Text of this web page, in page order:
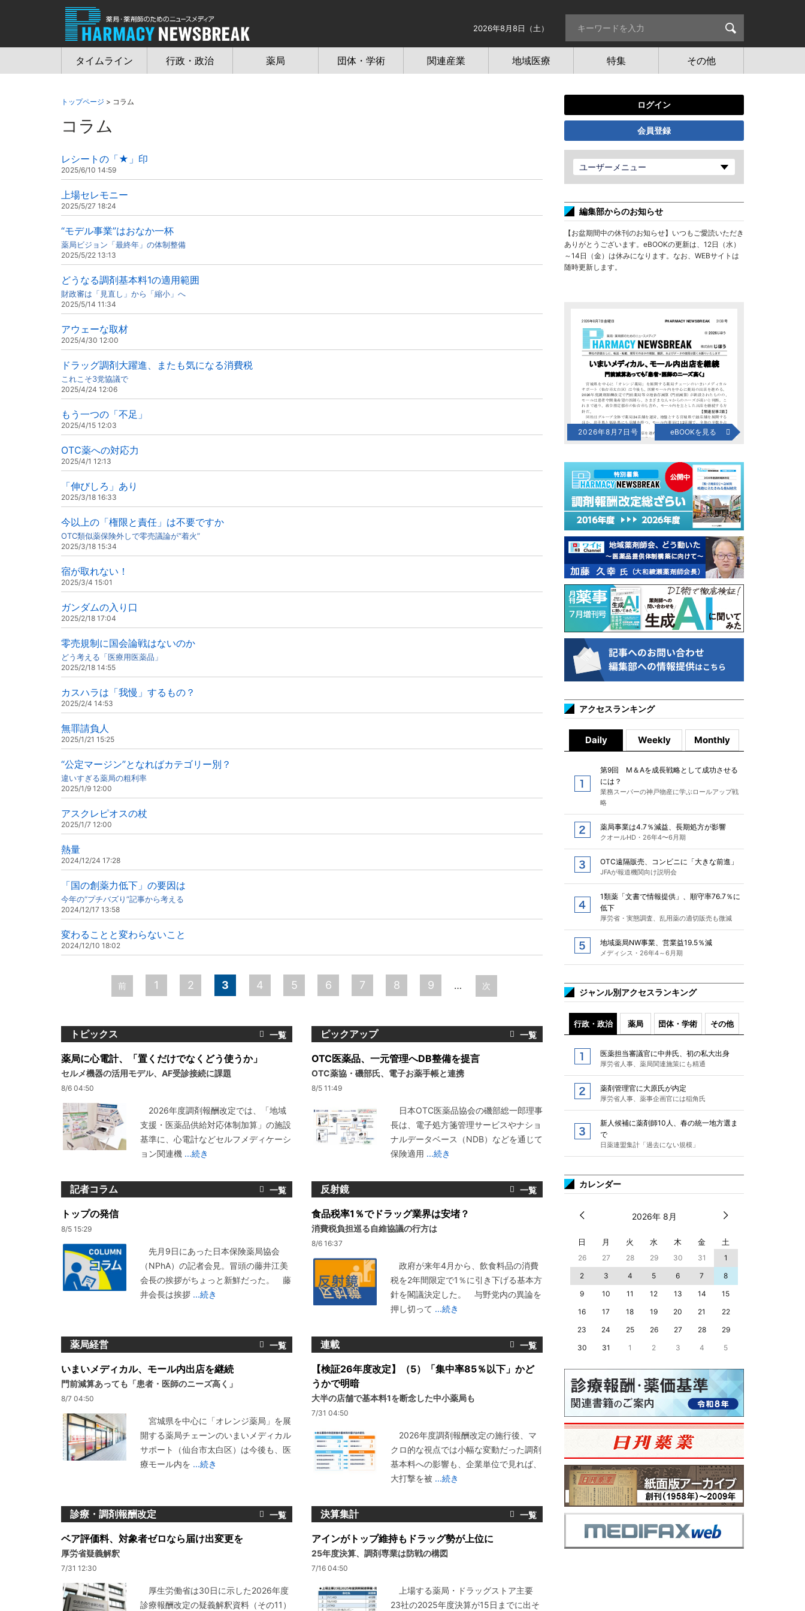
2026年8月8日（土）
タイムライン 行政・政治 薬局 団体・学術 関連産業 地域医療 特集 その他
トップページ > コラム
コラム
レシートの「★」印
2025/6/10 14:59
上場セレモニー
2025/5/27 18:24
“モデル事業”はおなか一杯
薬局ビジョン「最終年」の体制整備
2025/5/22 13:13
どうなる調剤基本料1の適用範囲
財政審は「見直し」から「縮小」へ
2025/5/14 11:34
アウェーな取材
2025/4/30 12:00
ドラッグ調剤大躍進、またも気になる消費税
これこそ3党協議で
2025/4/24 12:06
もう一つの「不足」
2025/4/15 12:03
OTC薬への対応力
2025/4/1 12:13
「伸びしろ」あり
2025/3/18 16:33
今以上の「権限と責任」は不要ですか
OTC類似薬保険外しで零売議論が“着火”
2025/3/18 15:34
宿が取れない！
2025/3/4 15:01
ガンダムの入り口
2025/2/18 17:04
零売規制に国会論戦はないのか
どう考える「医療用医薬品」
2025/2/18 14:55
カスハラは「我慢」するもの？
2025/2/4 14:53
無罪請負人
2025/1/21 15:25
“公定マージン”となればカテゴリー別？
違いすぎる薬局の粗利率
2025/1/9 12:00
アスクレピオスの杖
2025/1/7 12:00
熱量
2024/12/24 17:28
「国の創薬力低下」の要因は
今年の“プチバズり”記事から考える
2024/12/17 13:58
変わることと変わらないこと
2024/12/10 18:02
前 1 2 3 4 5 6 7 8 9 … 次
トピックス
薬局に心電計、「置くだけでなくどう使うか」
セルメ機器の活用モデル、AF受診接続に課題
8/6 04:50
2026年度調剤報酬改定では、「地域
支援・医薬品供給対応体制加算」の施設
基準に、心電計などセルフメディケーシ
ョン関連機 ...続き
ピックアップ
OTC医薬品、一元管理へDB整備を提言
OTC薬協・磯部氏、電子お薬手帳と連携
8/5 11:49
日本OTC医薬品協会の磯部総一郎理事
長は、電子処方箋管理サービスやナショ
ナルデータベース（NDB）などを通じて
保険適用 ...続き
記者コラム
トップの発信
8/5 15:29
先月9日にあった日本保険薬局協会
（NPhA）の記者会見。冒頭の藤井江美
会長の挨拶がちょっと新鮮だった。 藤
井会長は挨拶 ...続き
反射鏡
食品税率1％でドラッグ業界は安堵？
消費税負担巡る自維協議の行方は
8/6 16:37
政府が来年4月から、飲食料品の消費
税を2年間限定で1％に引き下げる基本方
針を閣議決定した。 与野党内の異論を
押し切って ...続き
薬局経営
いまいメディカル、モール内出店を継続
門前減算あっても「患者・医師のニーズ高く」
8/7 04:50
宮城県を中心に「オレンジ薬局」を展
開する薬局チェーンのいまいメディカル
サポート（仙台市太白区）は今後も、医
療モール内を ...続き
連載
【検証26年度改定】（5）「集中率85％以下」かど
うかで明暗
大半の店舗で基本料1を断念した中小薬局も
7/31 04:50
2026年度調剤報酬改定の施行後、マ
クロ的な視点では小幅な変動だった調剤
基本料への影響も、企業単位で見れば、
大打撃を被 ...続き
診療・調剤報酬改定
ベア評価料、対象者ゼロなら届け出変更を
厚労省疑義解釈
7/31 12:30
厚生労働省は30日に示した2026年度
診療報酬改定の疑義解釈資料（その11）
決算集計
アインがトップ維持もドラッグ勢が上位に
25年度決算、調剤専業は防戦の構図
7/16 04:50
上場する薬局・ドラッグストア主要
23社の2025年度決算が15日までに出そ
ログイン
会員登録
ユーザーメニュー
編集部からのお知らせ
【お盆期間中の休刊のお知らせ】いつもご愛読いただき
ありがとうございます。eBOOKの更新は、12日（水）
～14日（金）は休みになります。なお、WEBサイトは
随時更新します。
2026年8月7日号 eBOOKを見る
アクセスランキング
Daily Weekly Monthly
第9回 M＆Aを成長戦略として成功させる
には？
業務スーパーの神戸物産に学ぶロールアップ戦
略
薬局事業は4.7％減益、長期処方が影響
クオールHD・26年4〜6月期
OTC遠隔販売、コンビニに「大きな前進」
JFAが報道機関向け説明会
1類薬「文書で情報提供」、順守率76.7％に
低下
厚労省・実態調査、乱用薬の適切販売も微減
地域薬局NW事業、営業益19.5％減
メディシス・26年4～6月期
ジャンル別アクセスランキング
行政・政治 薬局 団体・学術 その他
医薬担当審議官に中井氏、初の私大出身
厚労省人事、薬局関連施策にも精通
薬剤管理官に大原氏が内定
厚労省人事、薬事企画官には稲角氏
新人候補に薬剤師10人、春の統一地方選ま
で
日薬連盟集計「過去にない規模」
カレンダー
2026年 8月
日 月 火 水 木 金 土
26 27 28 29 30 31
1
2
3 4 5 6 7
8
9
10 11 12 13 14
15
16
17 18 19 20 21
22
23
24 25 26 27 28
29
30
31 1 2 3 4 5